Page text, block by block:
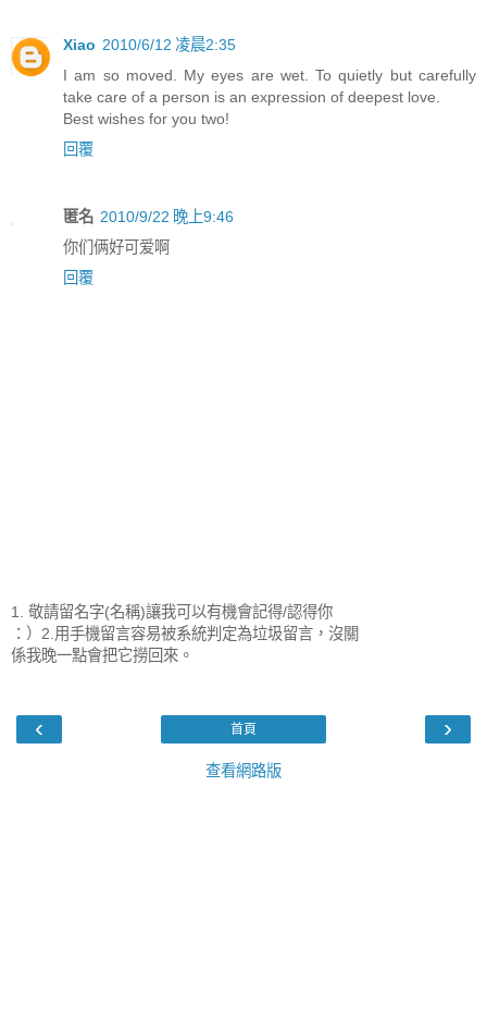
Xiao 2010/6/12 凌晨2:35
I am so moved. My eyes are wet. To quietly but carefully
take care of a person is an expression of deepest love.
Best wishes for you two!
回覆
匿名 2010/9/22 晚上9:46
你们俩好可爱啊
回覆
1. 敬請留名字(名稱)讓我可以有機會記得/認得你
：）2.用手機留言容易被系統判定為垃圾留言，沒關
係我晚一點會把它撈回來。
‹ ›
首頁
查看網路版